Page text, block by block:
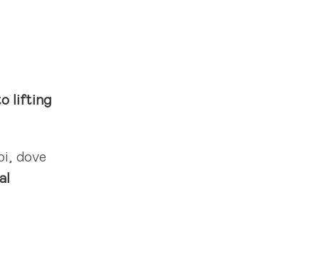
lifting
dove